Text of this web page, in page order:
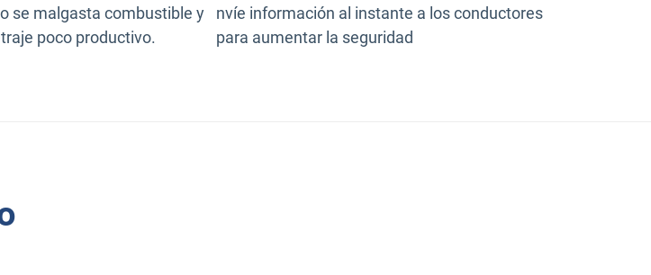
se malgasta combustible y
poco productivo.
nvíe información al instante a los conductores
para aumentar la seguridad